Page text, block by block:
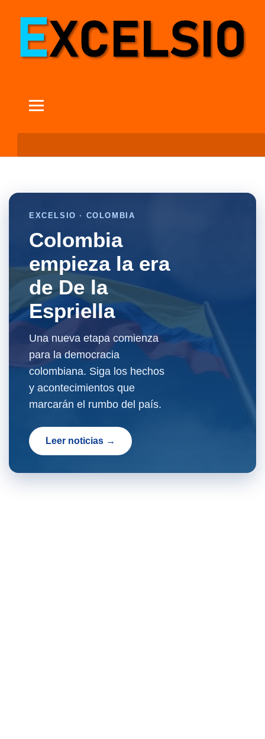
EXCELSIO · COLOMBIA
Colombia
empieza la era
de De la
Espriella
Una nueva etapa comienza
para la democracia
colombiana. Siga los hechos
y acontecimientos que
marcarán el rumbo del país.
Leer noticias →